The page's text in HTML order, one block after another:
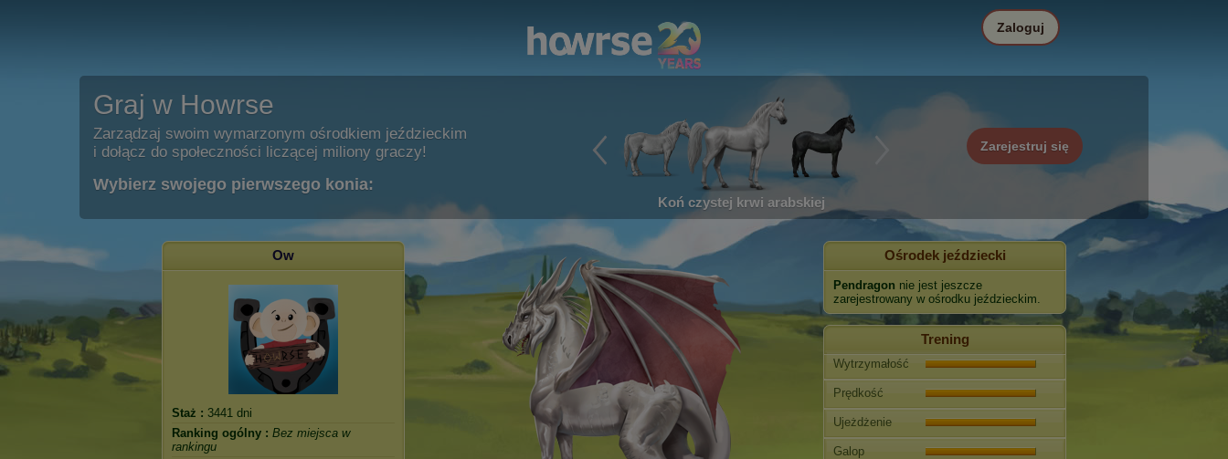
Graj w Howrse
Zarządzaj swoim wymarzonym ośrodkiem jeździeckim
i dołącz do społeczności liczącej miliony graczy!
Wybierz swojego pierwszego konia:
Koń czystej krwi arabskiej
Zarejestruj się
Zaloguj
Ow
Staż : 3441 dni
Ranking ogólny : Bez miejsca w
rankingu
Ośrodek jeździecki
Pendragon nie jest jeszcze
zarejestrowany w ośrodku jeździeckim.
Trening
Wytrzymałość
Prędkość
Ujeżdżenie
Galop